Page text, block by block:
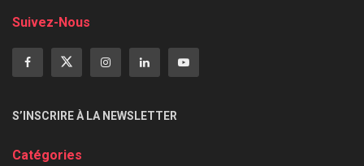
Suivez-Nous
S’INSCRIRE À LA NEWSLETTER
Catégories